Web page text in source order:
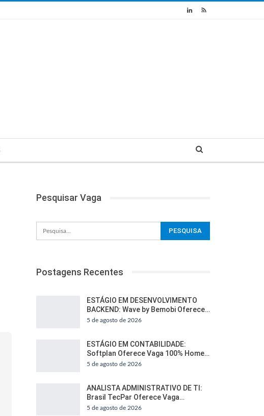
Pesquisar Vaga
Postagens Recentes
ESTÁGIO EM DESENVOLVIMENTO
BACKEND: Wave by Bemobi Oferece…
5 de agosto de 2026
ESTÁGIO EM CONTABILIDADE:
Softplan Oferece Vaga 100% Home…
5 de agosto de 2026
ANALISTA ADMINISTRATIVO DE TI:
Brasil TecPar Oferece Vaga…
5 de agosto de 2026